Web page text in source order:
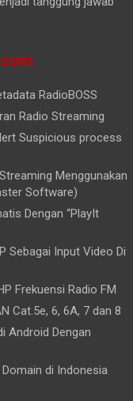
RadioBOSS
Radio Streaming
Suspicious process
Menggunakan
Software)
Dengan “PlayIt
Sebagai Input Video Di
Frekuensi Radio FM
Cat.5e, 6, 6A, 7 dan 8
Android Dengan
di Indonesia